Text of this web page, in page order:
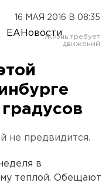
16 МАЯ 2016 В 08:35
ЕАНовости
не предвидится.
в
теплой. Обещают